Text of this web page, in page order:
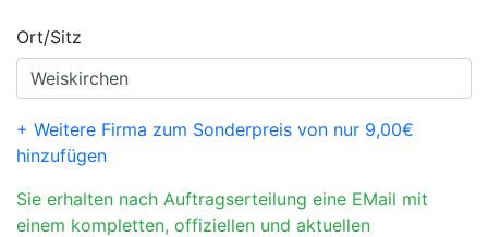
Ort/Sitz
+ Weitere Firma zum Sonderpreis von nur 9,00€
hinzufügen
Sie erhalten nach Auftragserteilung eine EMail mit
einem kompletten, offiziellen und aktuellen